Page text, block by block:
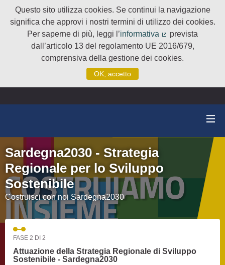
Questo sito utilizza cookies. Se continui la navigazione
significa che approvi i nostri termini di utilizzo dei cookies.
Per saperne di più, leggi l’informativa
(Collegamento
prevista
dall’articolo 13 del regolamento UE 2016/679,
comprensiva della gestione dei cookies.
OK, accetto
Sardegna2030 - Strategia
Regionale per lo Sviluppo
Sostenibile
Costruisci con noi Sardegna2030
FASE 2 DI 2
Attuazione della Strategia Regionale di Sviluppo
Sostenibile - Sardegna2030